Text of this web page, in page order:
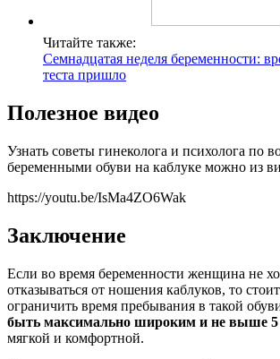
Читайте также:
Семнадцатая неделя беременности:
теста пришло
Полезное видео
Узнать советы гинеколога и психолога по
беременными обуви на каблуке можно из
https://youtu.be/IsMa4ZO6Wak
Заключение
Если во время беременности женщина не
отказываться от ношения каблуков, то
ограничить время пребывания в такой
быть максимально широким и не выше
мягкой и комфортной.